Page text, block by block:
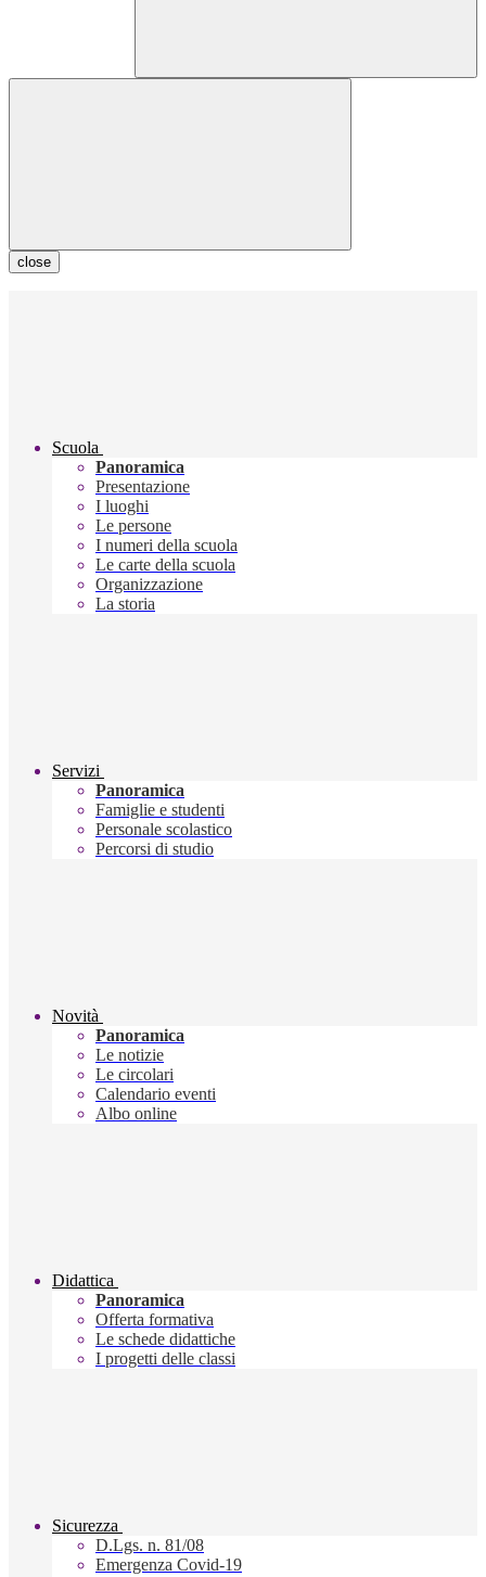
close
Scuola
Panoramica
Presentazione
I luoghi
Le persone
I numeri della scuola
Le carte della scuola
Organizzazione
La storia
Servizi
Panoramica
Famiglie e studenti
Personale scolastico
Percorsi di studio
Novità
Panoramica
Le notizie
Le circolari
Calendario eventi
Albo online
Didattica
Panoramica
Offerta formativa
Le schede didattiche
I progetti delle classi
Sicurezza
D.Lgs. n. 81/08
Emergenza Covid-19